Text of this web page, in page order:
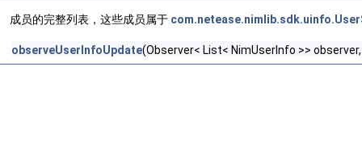
成员的完整列表，这些成员属于
observeUserInfoUpdate(Observer< List< NimUserInfo >>